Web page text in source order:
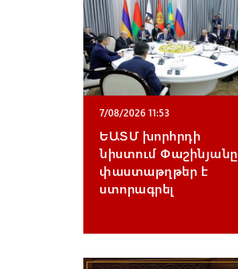
7/08/2026 11:53
ԵԱՏՄ խորհրդի
նիստում Փաշինյանը
փաստաթղթեր է
ստորագրել